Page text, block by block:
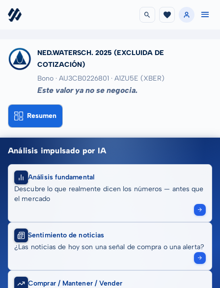
NED.WATERSCH. 2025 (EXCLUIDA DE
COTIZACIÓN)
Bono · AU3CB0226801 · A1ZU5E (XBER)
Este valor ya no se negocia.
Resumen
Análisis impulsado por IA
Análisis fundamental
Descubre lo que realmente dicen los números — antes que
el mercado
Sentimiento de noticias
¿Las noticias de hoy son una señal de compra o una alerta?
Comprar / Mantener / Vender